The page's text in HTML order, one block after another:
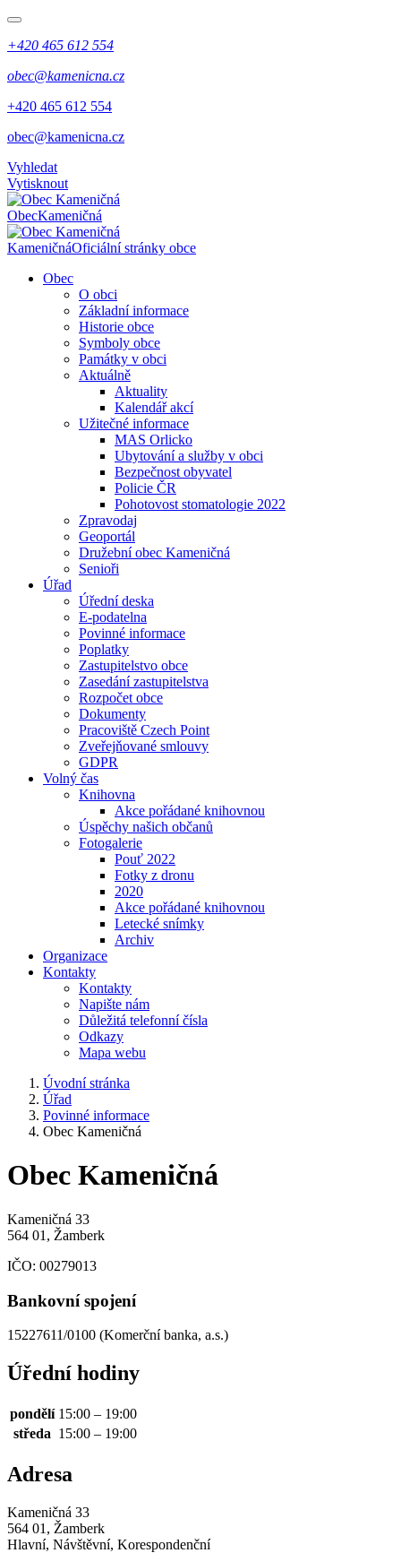
+420 465 612 554
obec@kamenicna.cz
​​+420 465 612 554
​​obec@kamenicna.cz
Vyhledat
Vytisknout
ObecKameničná
KameničnáOficiální stránky obce
Obec
O obci
Základní informace
Historie obce
Symboly obce
Památky v obci
Aktuálně
Aktuality
Kalendář akcí
Užitečné informace
MAS Orlicko
Ubytování a služby v obci
Bezpečnost obyvatel
Policie ČR
Pohotovost stomatologie 2022
Zpravodaj
Geoportál
Družební obec Kameničná
Senioři
Úřad
Úřední deska
E-podatelna
Povinné informace
Poplatky
Zastupitelstvo obce
Zasedání zastupitelstva
Rozpočet obce
Dokumenty
Pracoviště Czech Point
Zveřejňované smlouvy
GDPR
Volný čas
Knihovna
Akce pořádané knihovnou
Úspěchy našich občanů
Fotogalerie
Pouť 2022
Fotky z dronu
2020
Akce pořádané knihovnou
Letecké snímky
Archiv
Organizace
Kontakty
Kontakty
Napište nám
Důležitá telefonní čísla
Odkazy
Mapa webu
Úvodní stránka
Úřad
Povinné informace
Obec Kameničná
Obec Kameničná
Kameničná 33
564 01, Žamberk
IČO: 00279013
Bankovní spojení
15227611/0100 (Komerční banka, a.s.)
Úřední hodiny
pondělí 15:00 – 19:00
středa 15:00 – 19:00
Adresa
Kameničná 33
564 01, Žamberk
Hlavní, Návštěvní, Korespondenční